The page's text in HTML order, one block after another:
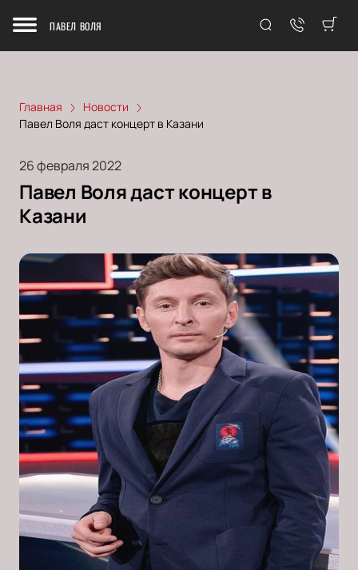
ПАВЕЛ ВОЛЯ
Главная
Новости
Павел Воля даст концерт в Казани
26 февраля 2022
Павел Воля даст концерт в
Казани